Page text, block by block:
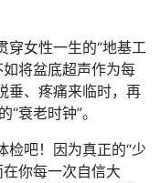
穿女性一生的“地基工
将盆底超声作为每
垂、疼痛来临时，再
衰老时钟”。
检吧！因为真正的“少
你每一次自信大